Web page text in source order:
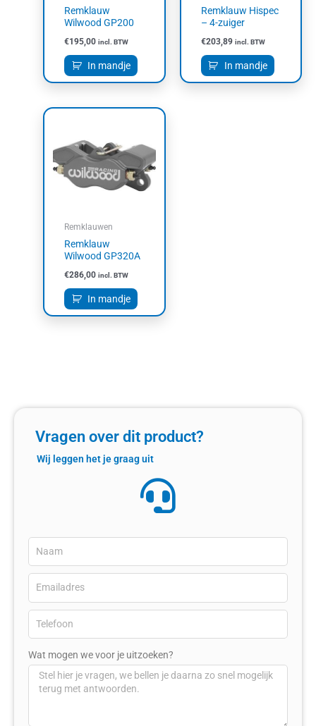
Remklauw
Wilwood GP200
€195,00 incl. BTW
In mandje
Remklauw Hispec
– 4-zuiger
€203,89 incl. BTW
In mandje
Remklauwen
Remklauw
Wilwood GP320A
€286,00 incl. BTW
In mandje
Vragen over dit product?
Wij leggen het je graag uit
Wat mogen we voor je uitzoeken?